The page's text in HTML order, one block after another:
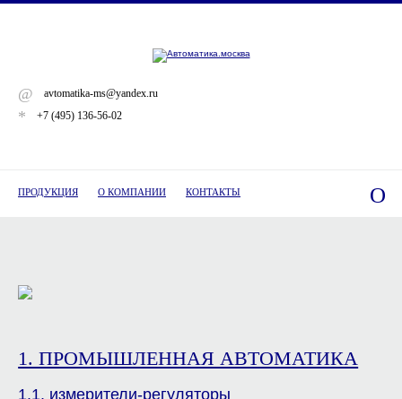
@ avtomatika-ms@yandex.ru
* +7 (495) 136-56-02
ПРОДУКЦИЯ О КОМПАНИИ КОНТАКТЫ O
1. ПРОМЫШЛЕННАЯ АВТОМАТИКА
1.1. измерители-регуляторы